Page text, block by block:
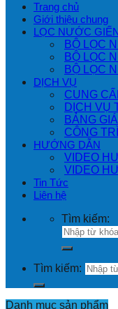
Trang chủ
Giới thiệu chung
LỌC NƯỚC
BỘ LỌC
BỘ LỌC
BỘ LỌC
DỊCH VỤ
CUNG
DỊCH VỤ
BẢNG
CÔNG
HƯỚNG DẪN
VIDEO
VIDEO
Tin Tức
Liên hệ
Tìm kiếm:
Tìm kiếm:
Danh mục sản phẩm